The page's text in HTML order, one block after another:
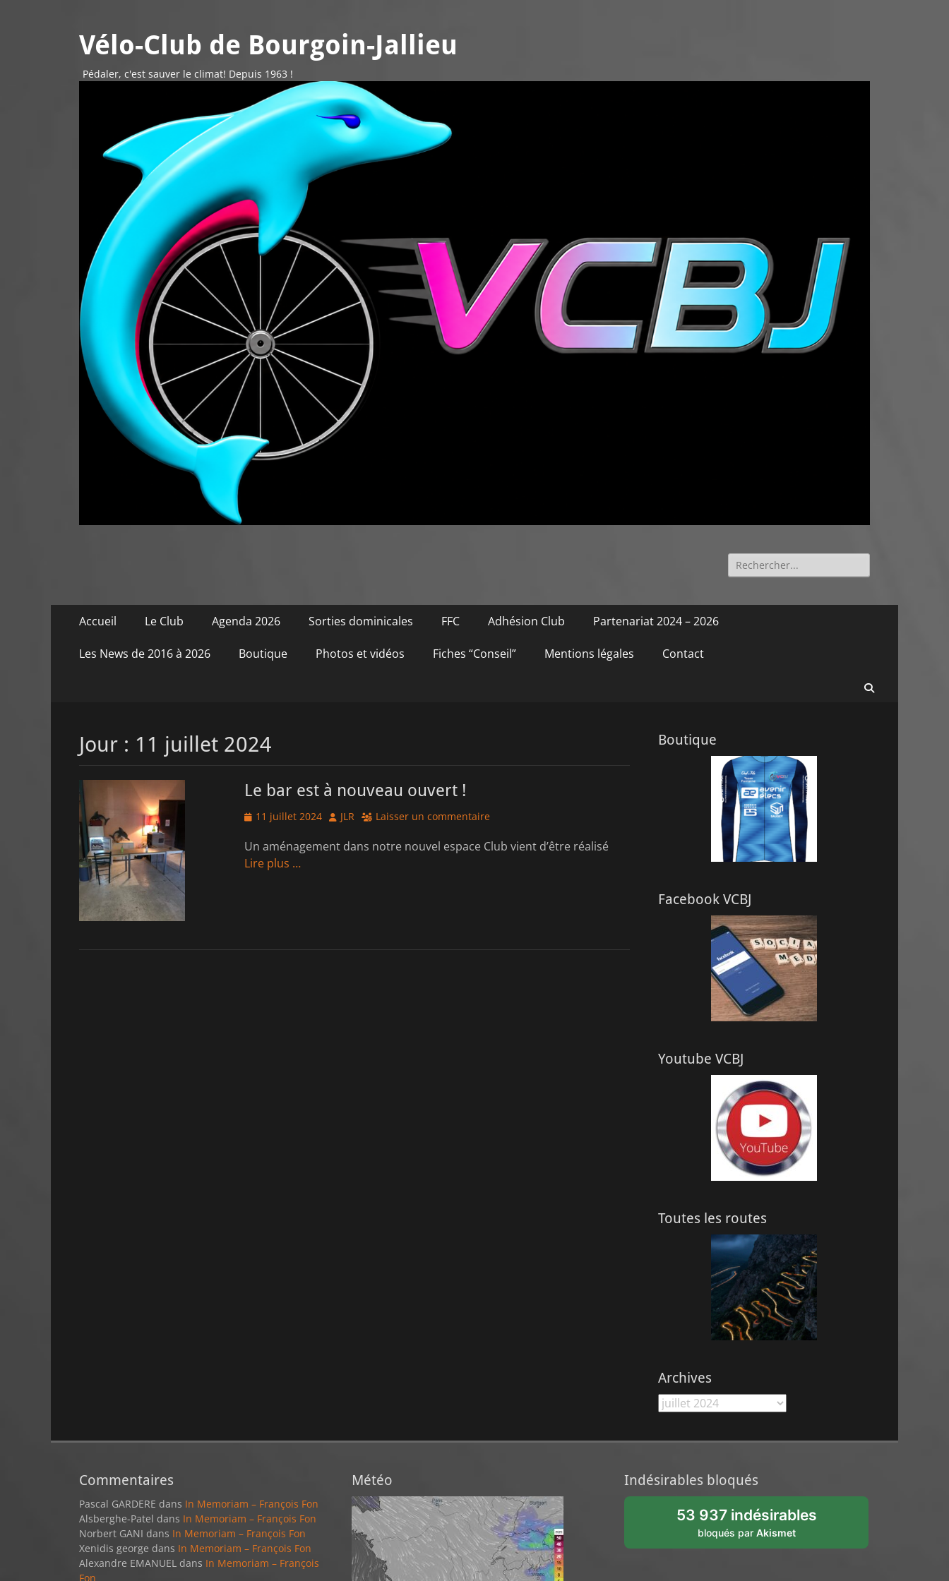
Vélo-Club de Bourgoin-Jallieu
Pédaler, c'est sauver le climat! Depuis 1963 !
Rechercher :
Menu
contenu
Accueil Le Club Agenda 2026 Sorties dominicales FFC Adhésion Club Partenariat 2024 – 2026
Les News de 2016 à 2026 Boutique Photos et vidéos Fiches “Conseil” Mentions légales Contact
Jour : 11 juillet 2024
Le bar est à nouveau ouvert !
Posted
11 juillet 2024 Author
JLR Laisser un commentaire
Un aménagement dans notre nouvel espace Club vient d’être réalisé
Lire plus …
Boutique
Facebook VCBJ
Youtube VCBJ
Toutes les routes
Archives
Archives
Commentaires
Pascal GARDERE dans In Memoriam – François Fon
Alsberghe-Patel dans In Memoriam – François Fon
Norbert GANI dans In Memoriam – François Fon
Xenidis george dans In Memoriam – François Fon
Alexandre EMANUEL dans In Memoriam – François
Fon
Météo Indésirables bloqués
53 937 indésirables
bloqués par Akismet